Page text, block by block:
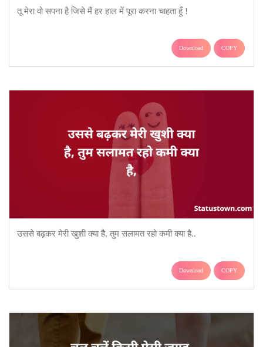
तू मेरा वो सपना है जिसे मैं हर हाल में पूरा करना चाहता हूँ !
Download COPY
उससे बढ़कर मेरी खुशी क्या है, तुम सलामत रहो कमी क्या है..
Download COPY